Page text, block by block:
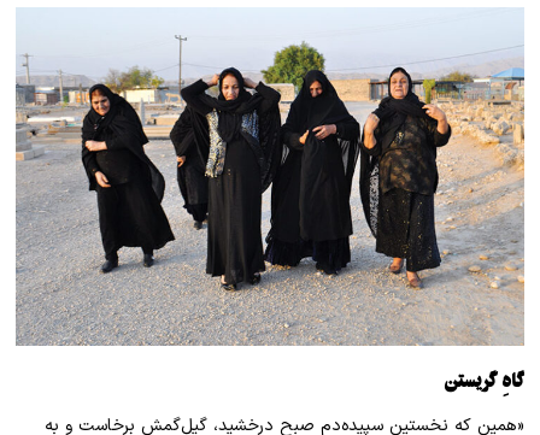
گاهِ گریستن
«همین که نخستین سپیده‌دم صبح درخشید، گیل‌گمش برخاست و به